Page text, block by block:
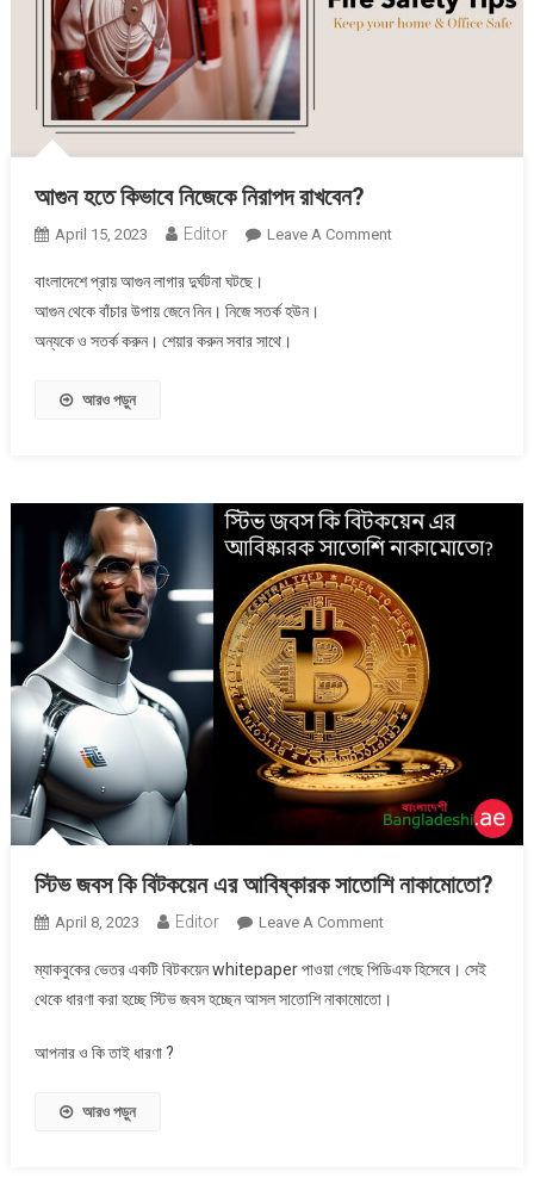
আগুন হতে কিভাবে নিজেকে নিরাপদ রাখবেন?
April 15, 2023 Editor Leave A CommentOn
বাংলাদেশে প্রায় আগুন লাগার দুর্ঘটনা ঘটছে।
আগুন থেকে বাঁচার উপায় জেনে নিন। নিজে সতর্ক হউন।
অন্যকে ও সতর্ক করুন। শেয়ার করুন সবার সাথে।
আরও পড়ুন
স্টিভ জবস কি বিটকয়েন এর আবিষ্কারক সাতোশি নাকামোতো?
April 8, 2023 Editor Leave A CommentOn
জবস
কি
ম্যাকবুকের ভেতর একটি বিটকয়েন whitepaper পাওয়া গেছে পিডিএফ হিসেবে। সেই
থেকে ধারণা করা হচ্ছে স্টিভ জবস হচ্ছেন আসল সাতোশি নাকামোতো।
আপনার ও কি তাই ধারণা ?
আরও পড়ুন